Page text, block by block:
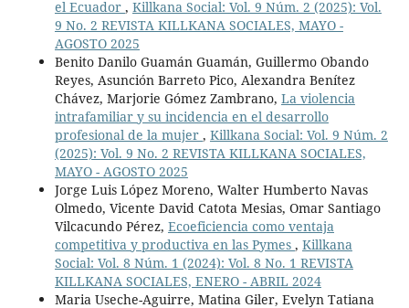
el Ecuador , Killkana Social: Vol. 9 Núm. 2 (2025): Vol.
9 No. 2 REVISTA KILLKANA SOCIALES, MAYO -
AGOSTO 2025
Benito Danilo Guamán Guamán, Guillermo Obando
Reyes, Asunción Barreto Pico, Alexandra Benítez
Chávez, Marjorie Gómez Zambrano, La violencia
intrafamiliar y su incidencia en el desarrollo
profesional de la mujer , Killkana Social: Vol. 9 Núm. 2
(2025): Vol. 9 No. 2 REVISTA KILLKANA SOCIALES,
MAYO - AGOSTO 2025
Jorge Luis López Moreno, Walter Humberto Navas
Olmedo, Vicente David Catota Mesias, Omar Santiago
Vilcacundo Pérez, Ecoeficiencia como ventaja
competitiva y productiva en las Pymes , Killkana
Social: Vol. 8 Núm. 1 (2024): Vol. 8 No. 1 REVISTA
KILLKANA SOCIALES, ENERO - ABRIL 2024
Maria Useche-Aguirre, Matina Giler, Evelyn Tatiana